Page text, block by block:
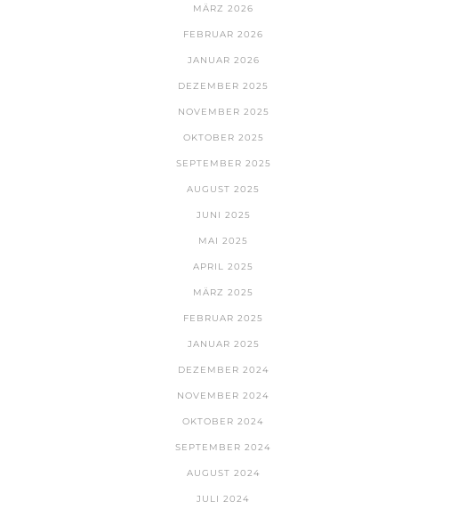
MÄRZ 2026
FEBRUAR 2026
JANUAR 2026
DEZEMBER 2025
NOVEMBER 2025
OKTOBER 2025
SEPTEMBER 2025
AUGUST 2025
JUNI 2025
MAI 2025
APRIL 2025
MÄRZ 2025
FEBRUAR 2025
JANUAR 2025
DEZEMBER 2024
NOVEMBER 2024
OKTOBER 2024
SEPTEMBER 2024
AUGUST 2024
JULI 2024